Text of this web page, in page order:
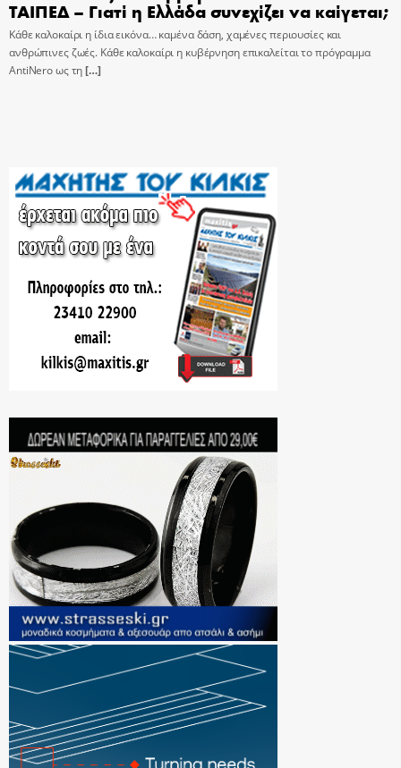
ΤΑΙΠΕΔ – Γιατί η Ελλάδα συνεχίζει να καίγεται;
Κάθε καλοκαίρι η ίδια εικόνα… καμένα δάση, χαμένες περιουσίες και
ανθρώπινες ζωές. Κάθε καλοκαίρι η κυβέρνηση επικαλείται το πρόγραμμα
AntiNero ως τη[…]